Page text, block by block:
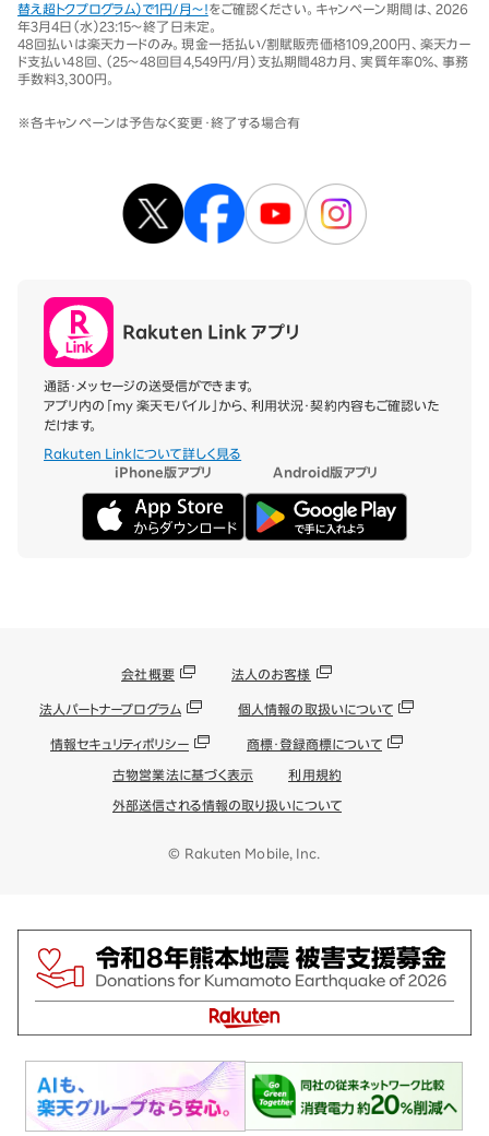
替え超トクプログラム）で1円/月～！をご確認ください。キャンペーン期間は、2026
年3月4日（水）23:15～終了日未定。
48回払いは楽天カードのみ。現金一括払い/割賦販売価格109,200円、楽天カー
ド支払い48回、（25～48回目4,549円/月）支払期間48カ月、実質年率0％、事務
手数料3,300円。
※各キャンペーンは予告なく変更・終了する場合有
Rakuten Link アプリ
通話・メッセージの送受信ができます。
アプリ内の「my 楽天モバイル」から、利用状況・契約内容もご確認いた
だけます。
Rakuten Linkについて詳しく見る
iPhone版アプリ
Android版アプリ
会社概要 法人のお客様
法人パートナープログラム 個人情報の取扱いについて
情報セキュリティポリシー 商標・登録商標について
古物営業法に基づく表示 利用規約
外部送信される情報の取り扱いについて
© Rakuten Mobile, Inc.